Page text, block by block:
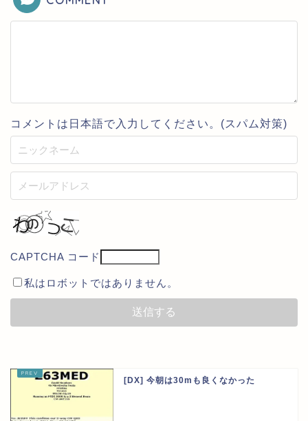
コメントは日本語で入力してください。(スパム対策)
CAPTCHA コード
私はロボットではありません。
[DX] 今朝は30mも良くなかった